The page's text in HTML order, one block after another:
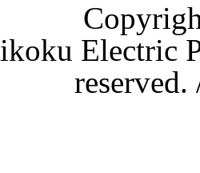
Electric
reserved.